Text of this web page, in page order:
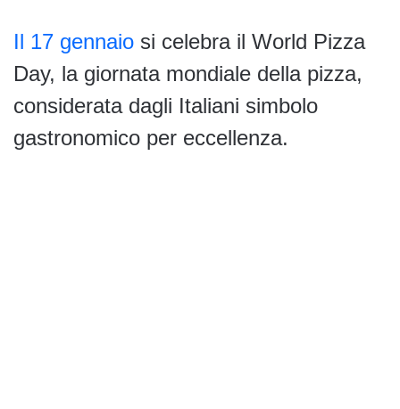
Il 17 gennaio si celebra il World Pizza
Day, la giornata mondiale della pizza,
considerata dagli Italiani simbolo
gastronomico per eccellenza.